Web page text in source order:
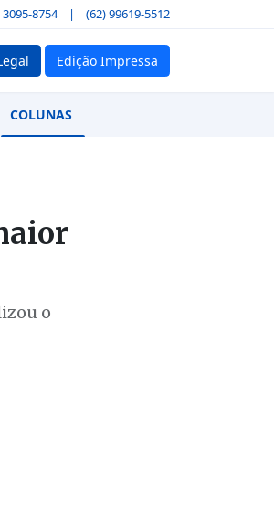
3095-8754 | (62) 99619-5512
Edição Impressa
COLUNAS
o